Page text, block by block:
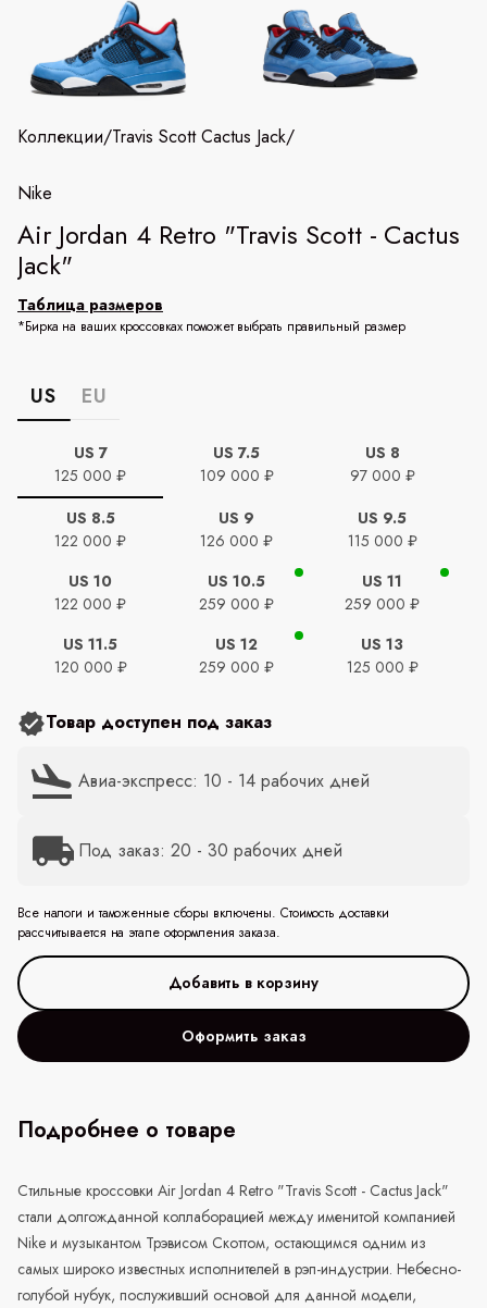
Коллекции/Travis Scott Cactus Jack/
Nike
Air Jordan 4 Retro "Travis Scott - Cactus
Jack"
Таблица размеров
*Бирка на ваших кроссовках поможет выбрать правильный размер
US EU
US 7
125 000 ₽
US 7.5
109 000 ₽
US 8
97 000 ₽
US 8.5
122 000 ₽
US 9
126 000 ₽
US 9.5
115 000 ₽
US 10
122 000 ₽
US 10.5
259 000 ₽
US 11
259 000 ₽
US 11.5
120 000 ₽
US 12
259 000 ₽
US 13
125 000 ₽
Товар доступен под заказ
Авиа-экспресс: 10 - 14 рабочих дней
Под заказ: 20 - 30 рабочих дней
Все налоги и таможенные сборы включены. Стоимость доставки
рассчитывается на этапе оформления заказа.
Оформить заказ
Подробнее о товаре
Стильные кроссовки Air Jordan 4 Retro "Travis Scott - Cactus Jack"
стали долгожданной коллаборацией между именитой компанией
Nike и музыкантом Трэвисом Скоттом, остающимся одним из
самых широко известных исполнителей в рэп-индустрии. Небесно-
голубой нубук, послуживший основой для данной модели,